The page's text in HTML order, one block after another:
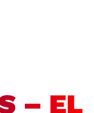
– EL